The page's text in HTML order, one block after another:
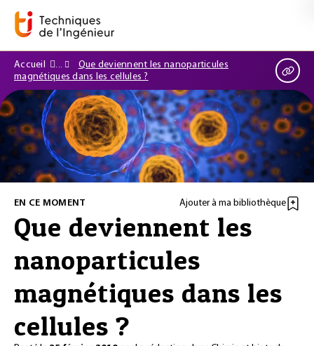
Accueil
Que deviennent les nanoparticules
magnétiques dans les cellules ?
EN CE MOMENT Ajouter à ma bibliothèque
Que deviennent les
nanoparticules
magnétiques dans les
cellules ?